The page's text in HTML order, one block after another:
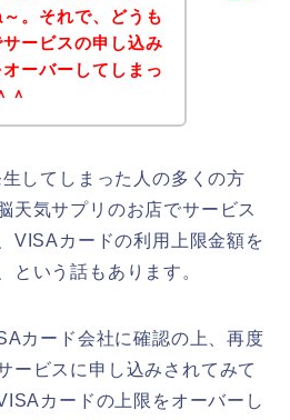
。それで、どうも
ービスの申し込み
ーバーしてしまっ
＾
してしまった人の多くの方
天気サプリのお店でサービス
VISAカードの利用上限金額を
という話もあります。
カード会社に確認の上、再度
ービスに申し込みされてみて
カードの上限をオーバーし